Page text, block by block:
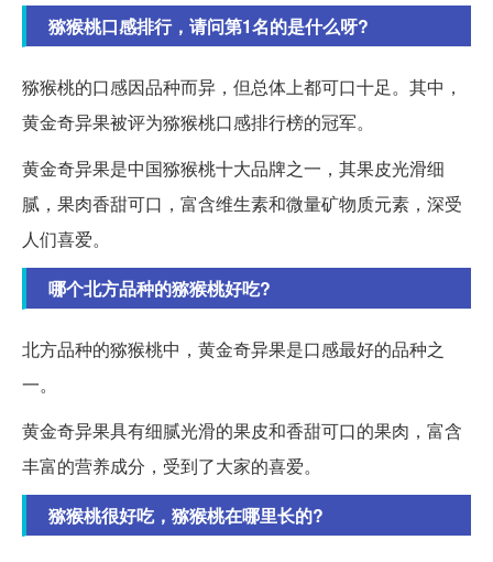
猕猴桃口感排行，请问第1名的是什么呀?
猕猴桃的口感因品种而异，但总体上都可口十足。其中，
黄金奇异果被评为猕猴桃口感排行榜的冠军。
黄金奇异果是中国猕猴桃十大品牌之一，其果皮光滑细
腻，果肉香甜可口，富含维生素和微量矿物质元素，深受
人们喜爱。
哪个北方品种的猕猴桃好吃?
北方品种的猕猴桃中，黄金奇异果是口感最好的品种之
一。
黄金奇异果具有细腻光滑的果皮和香甜可口的果肉，富含
丰富的营养成分，受到了大家的喜爱。
猕猴桃很好吃，猕猴桃在哪里长的?